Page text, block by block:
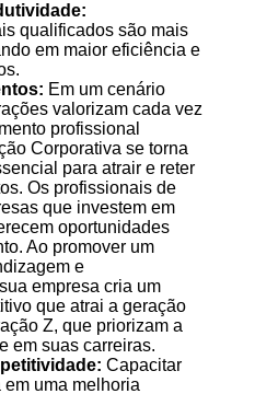
qualificados são mais
em maior eficiência e
Em um cenário
valorizam cada vez
profissional
Corporativa se torna
para atrair e reter
Os profissionais de
que investem em
oportunidades
Ao promover um
e
empresa cria um
que atrai a geração
Z, que priorizam a
em suas carreiras.
Capacitar
uma melhoria